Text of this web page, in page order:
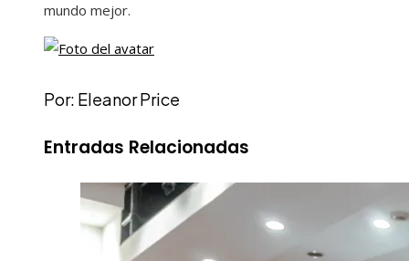
mundo mejor.
Por: Eleanor Price
Entradas Relacionadas